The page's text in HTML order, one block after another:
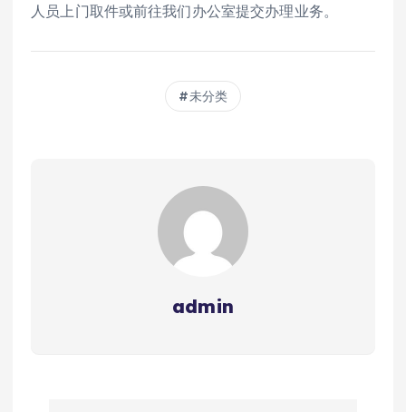
人员上门取件或前往我们办公室提交办理业务。
未分类
admin